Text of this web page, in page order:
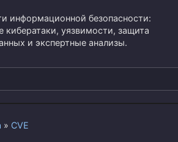
информационной безопасности:
кибератаки, уязвимости, защита
и экспертные анализы.
» CVE